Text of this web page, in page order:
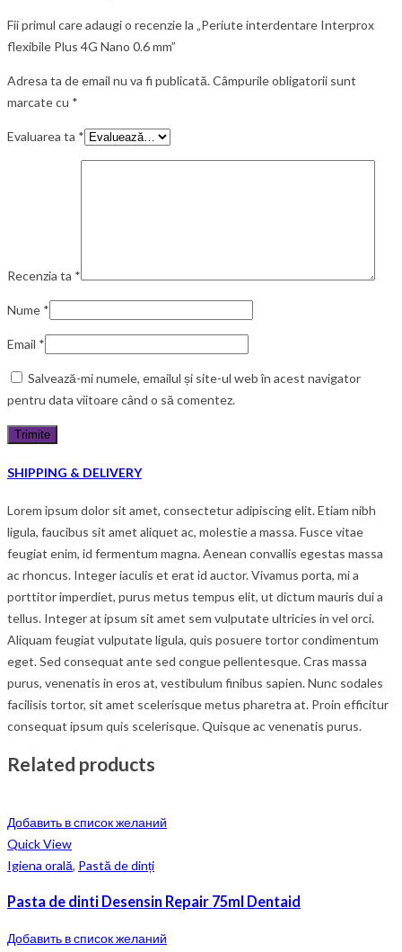
Fii primul care adaugi o recenzie la „Periute interdentare Interprox
flexibile Plus 4G Nano 0.6 mm”
Adresa ta de email nu va fi publicată.Câmpurile obligatorii sunt
marcate cu *
Evaluarea ta *
Recenzia ta *
Nume *
Email *
Salvează-mi numele, emailul și site-ul web în acest navigator
pentru data viitoare când o să comentez.
SHIPPING & DELIVERY
Lorem ipsum dolor sit amet, consectetur adipiscing elit. Etiam nibh
ligula, faucibus sit amet aliquet ac, molestie a massa. Fusce vitae
feugiat enim, id fermentum magna. Aenean convallis egestas massa
ac rhoncus. Integer iaculis et erat id auctor. Vivamus porta, mi a
porttitor imperdiet, purus metus tempus elit, ut dictum mauris dui a
tellus. Integer at ipsum sit amet sem vulputate ultricies in vel orci.
Aliquam feugiat vulputate ligula, quis posuere tortor condimentum
eget. Sed consequat ante sed congue pellentesque. Cras massa
purus, venenatis in eros at, vestibulum finibus sapien. Nunc sodales
facilisis tortor, sit amet scelerisque metus pharetra at. Proin efficitur
consequat ipsum quis scelerisque. Quisque ac venenatis purus.
Related products
Добавить в список желаний
Quick View
Igiena orală, Pastă de dinți
Pasta de dinti Desensin Repair 75ml Dentaid
Добавить в список желаний